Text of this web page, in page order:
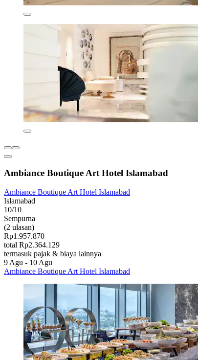
Ambiance Boutique Art Hotel Islamabad
Ambiance Boutique Art Hotel Islamabad
Islamabad
10/10
Sempurna
(2 ulasan)
Rp1.957.870
total Rp2.364.129
termasuk pajak & biaya lainnya
9 Agu - 10 Agu
Ambiance Boutique Art Hotel Islamabad